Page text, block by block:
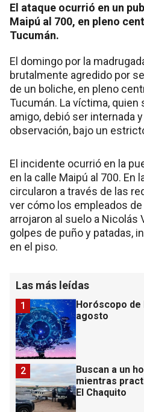
El ataque ocurrió en un
Maipú al 700, en pleno
Tucumán.
El domingo por la
brutalmente agredido por
de un boliche, en pleno
Tucumán. La víctima, quien
amigo, debió ser internada
observación, bajo un
El incidente ocurrió en la
en la calle Maipú al 700. En
circularon a través de las
ver cómo los empleados
arrojaron al suelo a Nicolás
golpes de puño y patadas,
en el piso.
Las más leídas
Horóscopo de
agosto
1
Buscan a un
mientras
El Chaquito
2